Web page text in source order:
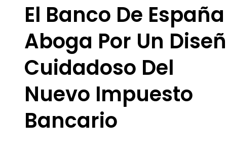
El Banco De España
Aboga Por Un
Cuidadoso Del
Nuevo Impuesto
Bancario